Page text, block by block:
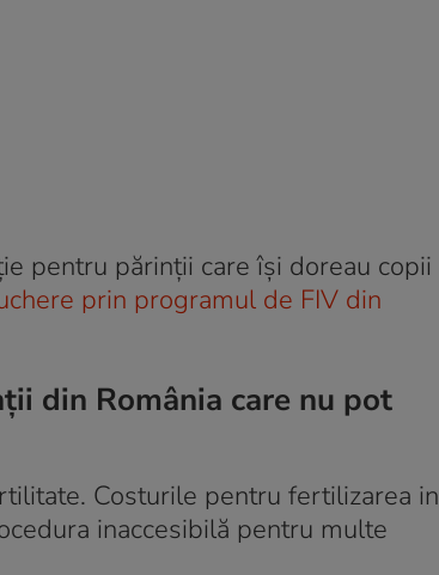
pentru părinții care își doreau copii
prin programul de FIV din
din România care nu pot
Costurile pentru fertilizarea in
inaccesibilă pentru multe